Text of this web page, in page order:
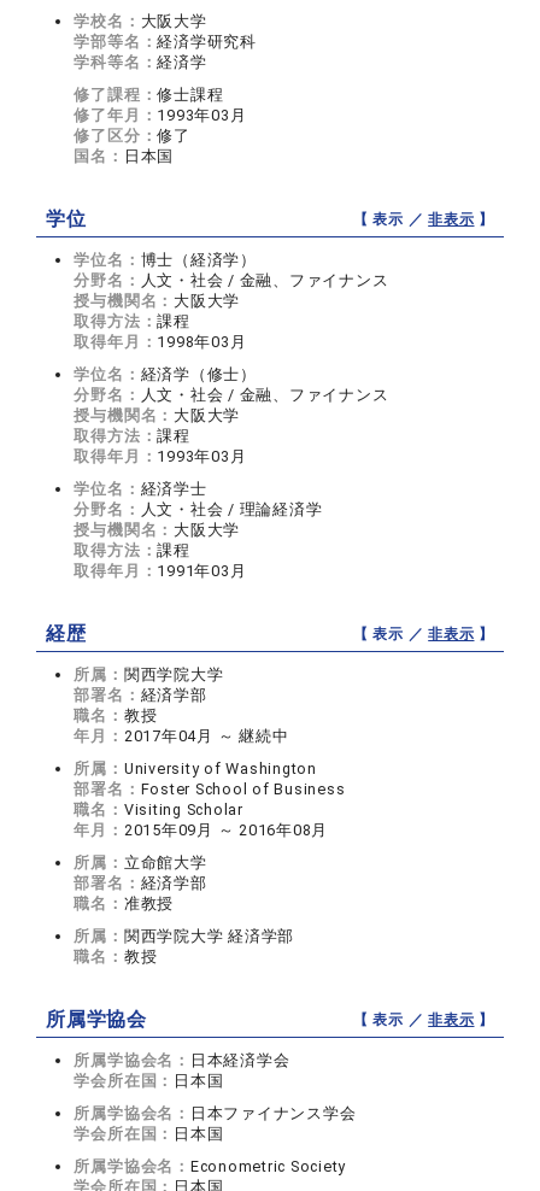
学校名： 大阪大学
学部等名：経済学研究科
学科等名：経済学
修了課程：修士課程
修了年月： 1993年03月
修了区分：修了
国名： 日本国
学位 【 表示 ／非表示 】
学位名： 博士（経済学）
分野名： 人文・社会 / 金融、ファイナンス
授与機関名： 大阪大学
取得方法：課程
取得年月： 1998年03月
学位名： 経済学（修士）
分野名： 人文・社会 / 金融、ファイナンス
授与機関名： 大阪大学
取得方法：課程
取得年月： 1993年03月
学位名： 経済学士
分野名： 人文・社会 / 理論経済学
授与機関名： 大阪大学
取得方法：課程
取得年月： 1991年03月
経歴 【 表示 ／非表示 】
所属： 関西学院大学
部署名： 経済学部
職名： 教授
年月： 2017年04月 ～ 継続中
所属： University of Washington
部署名： Foster School of Business
職名： Visiting Scholar
年月： 2015年09月 ～ 2016年08月
所属： 立命館大学
部署名： 経済学部
職名： 准教授
所属： 関西学院大学 経済学部
職名： 教授
所属学協会 【 表示 ／非表示 】
所属学協会名： 日本経済学会
学会所在国： 日本国
所属学協会名： 日本ファイナンス学会
学会所在国： 日本国
所属学協会名： Econometric Society
学会所在国： 日本国